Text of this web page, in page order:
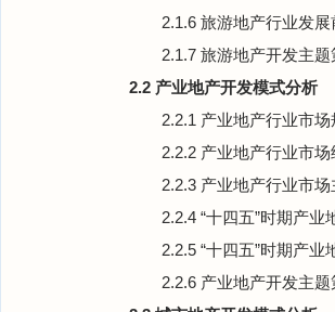
2.1.6 旅游地产行业发
2.1.7 旅游地产开发主题
2.2 产业地产开发模式分析
2.2.1 产业地产行业市场
2.2.2 产业地产行业市场
2.2.3 产业地产行业市场
2.2.4 “十四五”时期产
2.2.5 “十四五”时期产
2.2.6 产业地产开发主题